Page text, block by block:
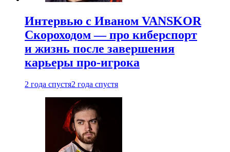
Интервью с Иваном VANSKOR
Скороходом — про киберспорт
и жизнь после завершения
карьеры про-игрока
2 года спустя2 года спустя